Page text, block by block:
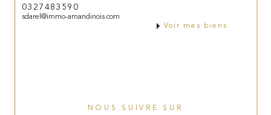
0327483590
sdarel@immo-amandinois.com
Voir mes biens
NOUS SUIVRE SUR